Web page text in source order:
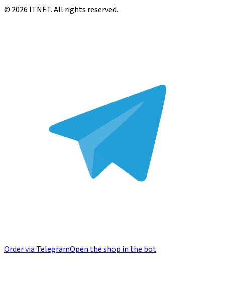
© 2026 ITNET.All rights reserved.
Order via TelegramOpen the shop in the bot